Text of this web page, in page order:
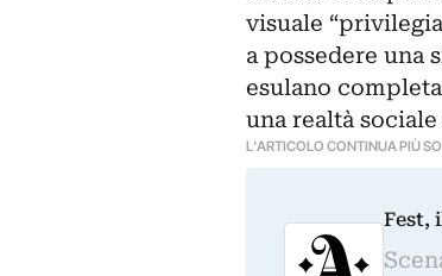
visuale
a possedere una
esulano
una realtà
L'ARTICOLO CONTINUA PIÙ
Fest,